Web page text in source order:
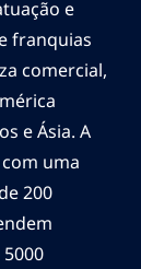
e
franquias
comercial,
e Ásia. A
uma
200